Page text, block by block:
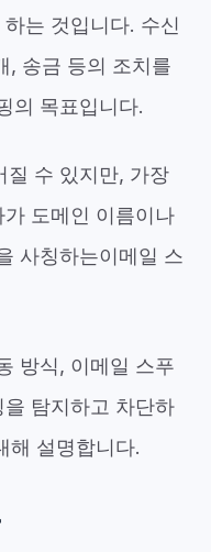
는 것입니다. 수신
, 송금 등의 조치를
의 목표입니다.
질 수 있지만, 가장
가 도메인 이름이나
사칭하는이메일 스
방식, 이메일 스푸
탐지하고 차단하
해 설명합니다.